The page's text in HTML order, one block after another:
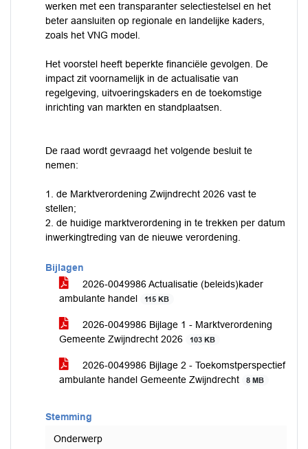
werken met een transparanter selectiestelsel en het
beter aansluiten op regionale en landelijke kaders,
zoals het VNG model.
Het voorstel heeft beperkte financiële gevolgen. De
impact zit voornamelijk in de actualisatie van
regelgeving, uitvoeringskaders en de toekomstige
inrichting van markten en standplaatsen.
De raad wordt gevraagd het volgende besluit te
nemen:
1. de Marktverordening Zwijndrecht 2026 vast te
stellen;
2. de huidige marktverordening in te trekken per datum
inwerkingtreding van de nieuwe verordening.
Bijlagen
2026-0049986 Actualisatie (beleids)kader
ambulante handel
115 KB
2026-0049986 Bijlage 1 - Marktverordening
Gemeente Zwijndrecht 2026
103 KB
2026-0049986 Bijlage 2 - Toekomstperspectief
ambulante handel Gemeente Zwijndrecht
8 MB
Stemming
Onderwerp